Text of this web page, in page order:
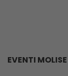
EVENTI MOLISE